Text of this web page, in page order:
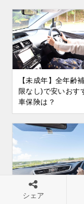
【未成年】全年齢
限なし)で安いおす
車保険は？
自動車保険は使用
シェア